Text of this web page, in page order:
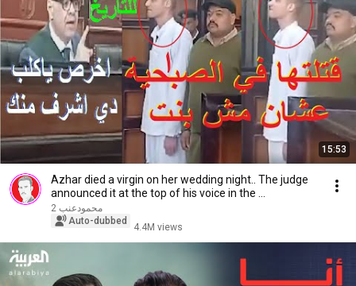
15:53
Azhar died a virgin on her wedding night.. The judge
announced it at the top of his voice in the ...
محمودعنب 2
Auto-dubbed
4.4M views